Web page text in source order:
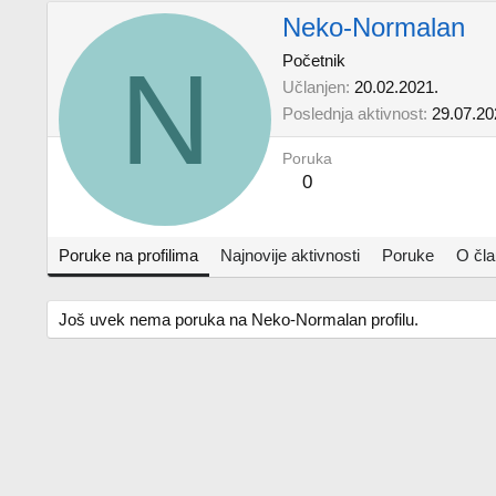
N
Neko-Normalan
Početnik
Učlanjen 20.02.2021.
Poslednja aktivnost
Poruka
0
Poruke na profilima Najnovije aktivnosti Poruke O
Još uvek nema poruka na Neko-Normalan profilu.